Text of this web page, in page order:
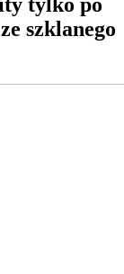
szklanego